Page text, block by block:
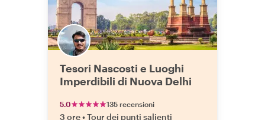
Tesori Nascosti e Luoghi
Imperdibili di Nuova Delhi
5.0 135 recensioni
3 ore•Tour dei punti salienti